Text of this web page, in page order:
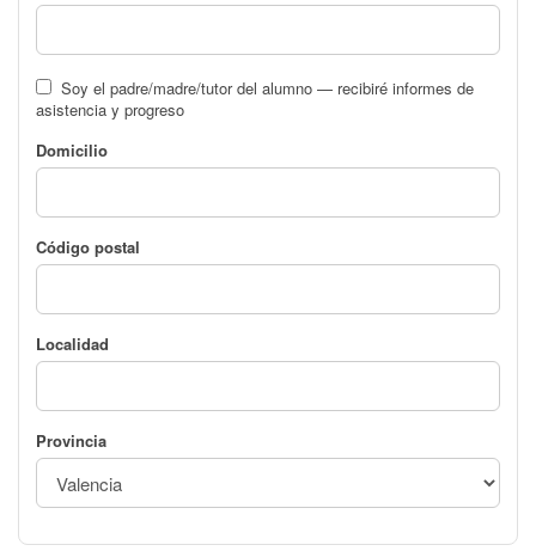
Soy el padre/madre/tutor del alumno — recibiré informes de
asistencia y progreso
Domicilio
Código postal
Localidad
Provincia